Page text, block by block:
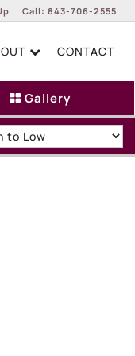
Call: 843-706-2555
CONTACT
Gallery